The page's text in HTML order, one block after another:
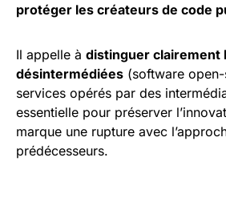
protéger les créateurs de code
Il appelle à distinguer clairement
désintermédiées (software
services opérés par des
essentielle pour préserver
marque une rupture avec
prédécesseurs.